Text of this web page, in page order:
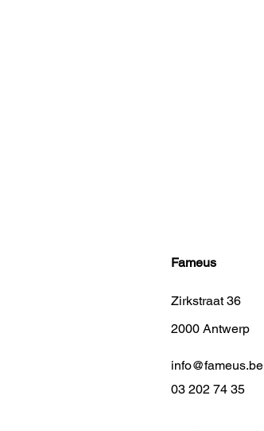
Fameus
Zirkstraat 36
2000 Antwerp
info@fameus.be
03 202 74 35